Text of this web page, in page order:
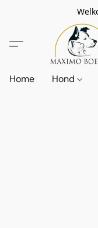
Home Hond